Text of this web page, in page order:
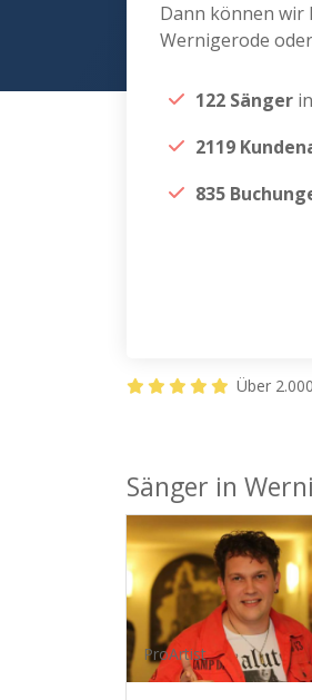
Dann können wir
Wernigerode
122 Sänger
2119
835
Über 2.000
Sänger in
ProArtist